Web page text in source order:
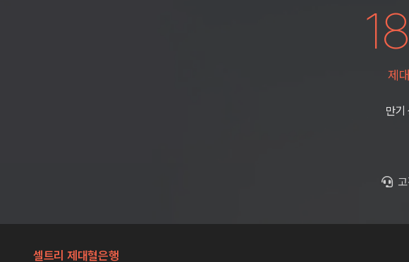
제
만기
셀트리 제대혈은행